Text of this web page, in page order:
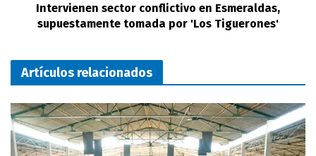
Intervienen sector conflictivo en Esmeraldas,
supuestamente tomada por 'Los Tiguerones'
Artículos relacionados